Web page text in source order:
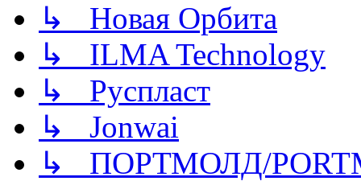
↳ Новая Орбита
↳ ILMA Technology
↳ Руспласт
↳ Jonwai
↳ ПОРТМОЛД/